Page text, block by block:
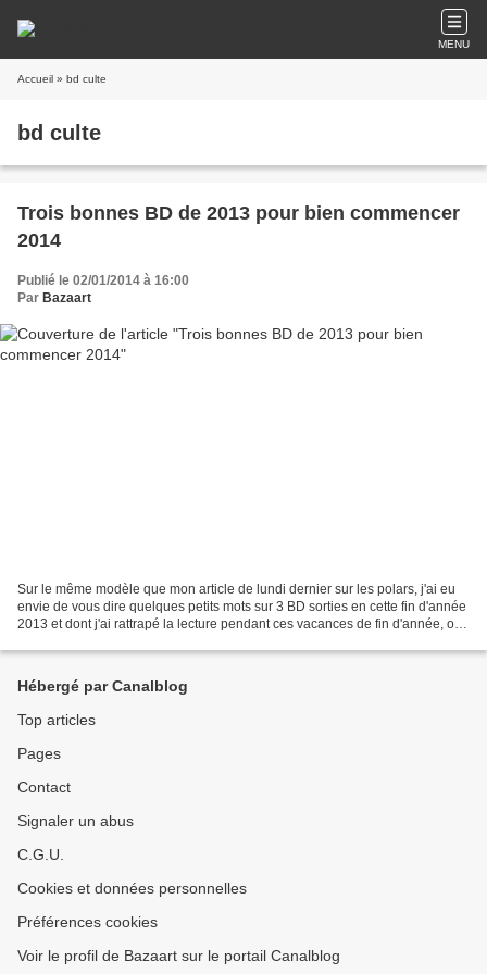
MENU
Accueil » bd culte
bd culte
Trois bonnes BD de 2013 pour bien commencer
2014
Publié le 02/01/2014 à 16:00
Par Bazaart
Sur le même modèle que mon article de lundi dernier sur les polars, j'ai eu
envie de vous dire quelques petits mots sur 3 BD sorties en cette fin d'année
2013 et dont j'ai rattrapé la lecture pendant ces vacances de fin d'année, ou
Hébergé par Canalblog
Top articles
Pages
Contact
Signaler un abus
C.G.U.
Cookies et données personnelles
Préférences cookies
Voir le profil de Bazaart sur le portail Canalblog